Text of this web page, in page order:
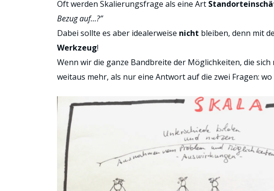
Oft werden Skalierungsfrage als eine Art
Bezug auf…?”
Dabei sollte es aber idealerweise nicht bleiben, denn mit
Werkzeug!
Wenn wir die ganze Bandbreite der Möglichkeiten, die
weitaus mehr, als nur eine Antwort auf die zwei Fragen: